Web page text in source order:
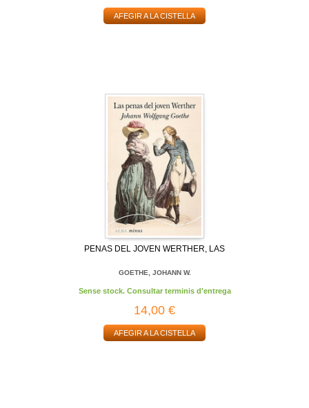
AFEGIR A LA CISTELLA
PENAS DEL JOVEN WERTHER, LAS
GOETHE, JOHANN W.
Sense stock. Consultar terminis d'entrega
14,00 €
AFEGIR A LA CISTELLA